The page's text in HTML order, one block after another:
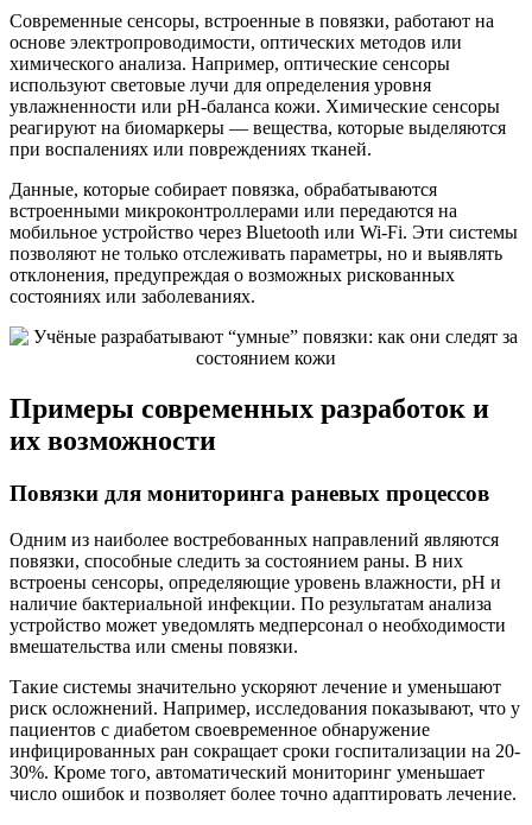
Современные сенсоры, встроенные в повязки, работают на
основе электропроводимости, оптических методов или
химического анализа. Например, оптические сенсоры
используют световые лучи для определения уровня
увлажненности или pH-баланса кожи. Химические сенсоры
реагируют на биомаркеры — вещества, которые выделяются
при воспалениях или повреждениях тканей.
Данные, которые собирает повязка, обрабатываются
встроенными микроконтроллерами или передаются на
мобильное устройство через Bluetooth или Wi-Fi. Эти системы
позволяют не только отслеживать параметры, но и выявлять
отклонения, предупреждая о возможных рискованных
состояниях или заболеваниях.
Примеры современных разработок и
их возможности
Повязки для мониторинга раневых процессов
Одним из наиболее востребованных направлений являются
повязки, способные следить за состоянием раны. В них
встроены сенсоры, определяющие уровень влажности, pH и
наличие бактериальной инфекции. По результатам анализа
устройство может уведомлять медперсонал о необходимости
вмешательства или смены повязки.
Такие системы значительно ускоряют лечение и уменьшают
риск осложнений. Например, исследования показывают, что у
пациентов с диабетом своевременное обнаружение
инфицированных ран сокращает сроки госпитализации на 20-
30%. Кроме того, автоматический мониторинг уменьшает
число ошибок и позволяет более точно адаптировать лечение.